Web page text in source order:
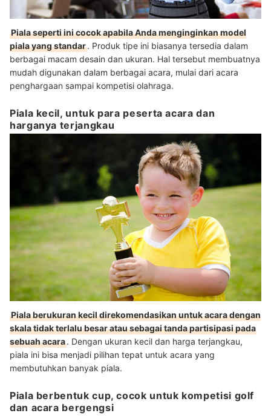
Piala seperti ini cocok apabila Anda menginginkan model
piala yang standar. Produk tipe ini biasanya tersedia dalam
berbagai macam desain dan ukuran. Hal tersebut membuatnya
mudah digunakan dalam berbagai acara, mulai dari acara
penghargaan sampai kompetisi olahraga.
Piala kecil, untuk para peserta acara dan
harganya terjangkau
Piala berukuran kecil direkomendasikan untuk acara dengan
skala tidak terlalu besar atau sebagai tanda partisipasi pada
sebuah acara. Dengan ukuran kecil dan harga terjangkau,
piala ini bisa menjadi pilihan tepat untuk acara yang
membutuhkan banyak piala.
Piala berbentuk cup, cocok untuk kompetisi golf
dan acara bergengsi